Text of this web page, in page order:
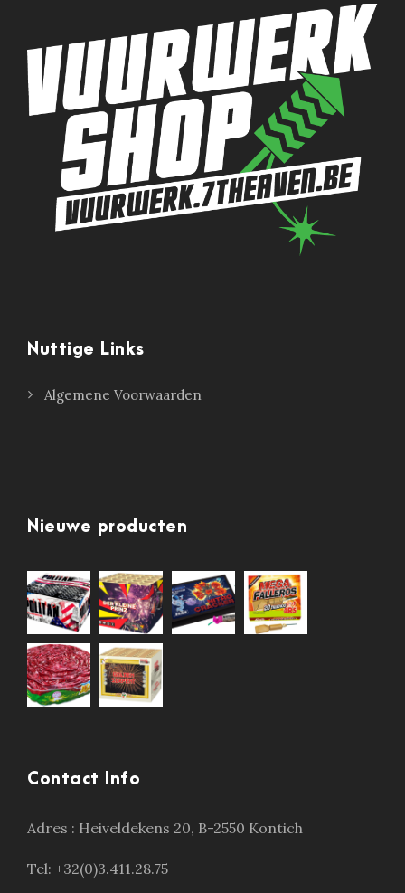
Nuttige Links
Algemene Voorwaarden
Nieuwe producten
Contact Info
Adres : Heiveldekens 20, B-2550 Kontich
Tel: +32(0)3.411.28.75